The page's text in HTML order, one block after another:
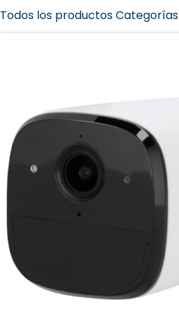
Todos los productos Categorías